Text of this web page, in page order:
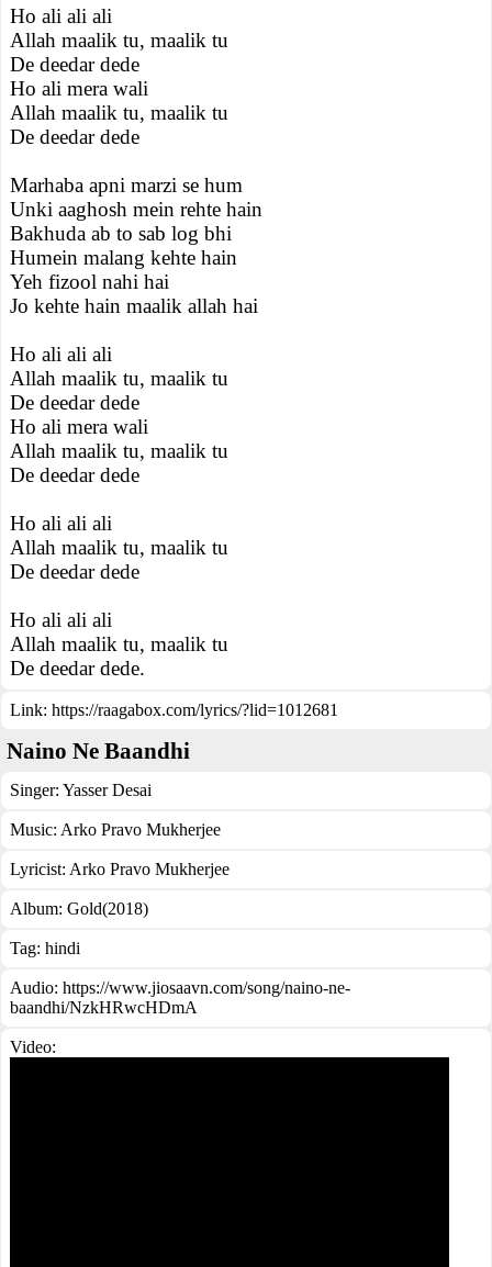
Ho ali ali ali
Allah maalik tu, maalik tu
De deedar dede
Ho ali mera wali
Allah maalik tu, maalik tu
De deedar dede
Marhaba apni marzi se hum
Unki aaghosh mein rehte hain
Bakhuda ab to sab log bhi
Humein malang kehte hain
Yeh fizool nahi hai
Jo kehte hain maalik allah hai
Ho ali ali ali
Allah maalik tu, maalik tu
De deedar dede
Ho ali mera wali
Allah maalik tu, maalik tu
De deedar dede
Ho ali ali ali
Allah maalik tu, maalik tu
De deedar dede
Ho ali ali ali
Allah maalik tu, maalik tu
De deedar dede.
Link: https://raagabox.com/lyrics/?lid=1012681
Naino Ne Baandhi
Singer: Yasser Desai
Music: Arko Pravo Mukherjee
Lyricist: Arko Pravo Mukherjee
Album: Gold(2018)
Tag: hindi
Audio: https://www.jiosaavn.com/song/naino-ne-
baandhi/NzkHRwcHDmA
Video: